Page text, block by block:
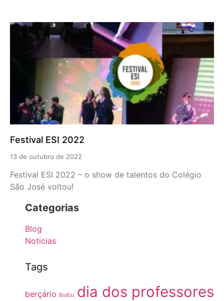
Festival ESI 2022
13 de outubro de 2022
Festival ESI 2022 – o show de talentos do Colégio
São José voltou!
Categorias
Blog
Noticias
Tags
berçário BioEsi dia dos professores